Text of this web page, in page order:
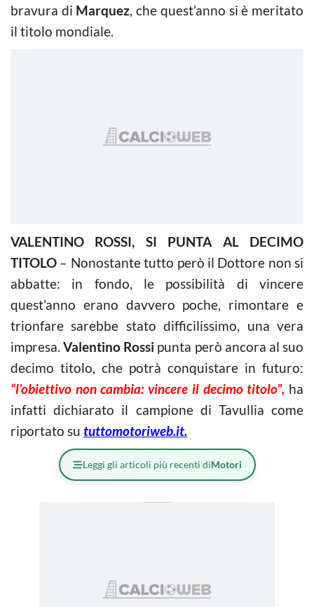
bravura di Marquez, che quest’anno si è meritato
il titolo mondiale.
VALENTINO ROSSI, SI PUNTA AL DECIMO
TITOLO – Nonostante tutto però il Dottore non si
abbatte: in fondo, le possibilità di vincere
quest’anno erano davvero poche, rimontare e
trionfare sarebbe stato difficilissimo, una vera
impresa.Valentino Rossi punta però ancora al suo
decimo titolo, che potrà conquistare in futuro:
“l’obiettivo non cambia: vincere il decimo titolo”, ha
infatti dichiarato il campione di Tavullia come
riportato su tuttomotoriweb.it.
Leggi gli articoli più recenti diMotori